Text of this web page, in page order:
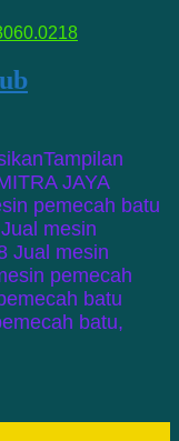
JAYA
pemecah batu
mesin
Jual mesin
pemecah
batu
batu,